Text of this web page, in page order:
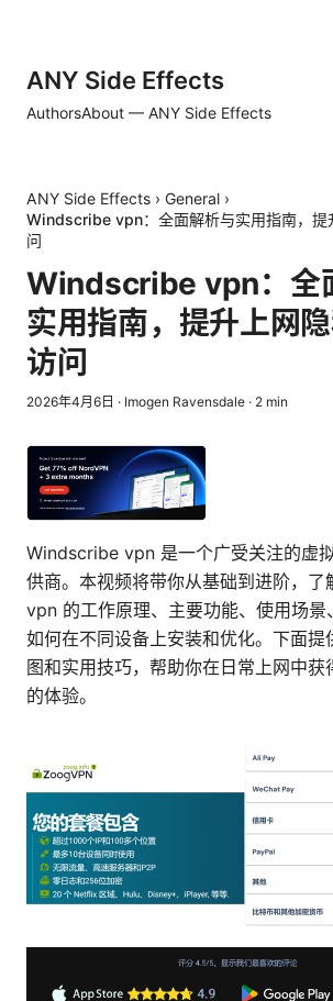
ANY Side Effects
AuthorsAbout — ANY Side Effects
ANY Side Effects › General ›
Windscribe vpn：全面解析与实用指南，提
问
Windscribe vpn：全
实用指南，提升上网
访问
2026年4月6日 · Imogen Ravensdale · 2 min
Windscribe vpn 是一个广受关注的虚
供商。本视频将带你从基础到进阶，
vpn 的工作原理、主要功能、使用场景
如何在不同设备上安装和优化。下面提
图和实用技巧，帮助你在日常上网中获
的体验。